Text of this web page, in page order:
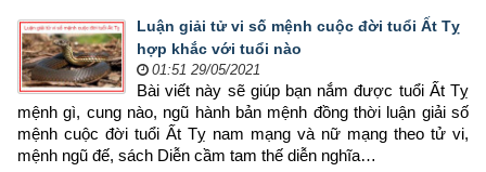
Luận giải tử vi số mệnh cuộc đời tuổi Ất Tỵ
hợp khắc với tuổi nào
01:51 29/05/2021
Bài viết này sẽ giúp bạn nắm được tuổi Ất Tỵ
mệnh gì, cung nào, ngũ hành bản mệnh đồng thời luận giải số
mệnh cuộc đời tuổi Ất Tỵ nam mạng và nữ mạng theo tử vi,
mệnh ngũ đế, sách Diễn cầm tam thế diễn nghĩa…